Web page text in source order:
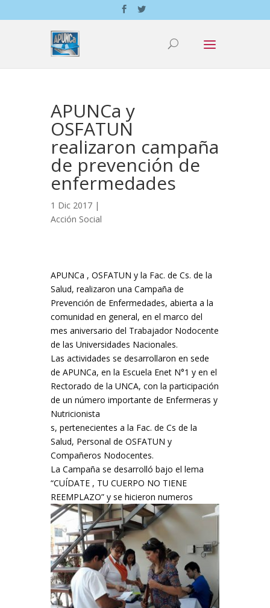
APUNCa y
OSFATUN
realizaron campaña
de prevención de
enfermedades
1 Dic 2017 |
Acción Social
APUNCa , OSFATUN y la Fac. de Cs. de la
Salud, realizaron una Campaña de
Prevención de Enfermedades, abierta a la
comunidad en general, en el marco del
mes aniversario del Trabajador Nodocente
de las Universidades Nacionales.
Las actividades se desarrollaron en sede
de APUNCa, en la Escuela Enet N°1 y en el
Rectorado de la UNCA, con la participación
de un número importante de Enfermeras y
Nutricionista
s, pertenecientes a la Fac. de Cs de la
Salud, Personal de OSFATUN y
Compañeros Nodocentes.
La Campaña se desarrolló bajo el lema
“CUÍDATE , TU CUERPO NO TIENE
REEMPLAZO” y se hicieron numeros